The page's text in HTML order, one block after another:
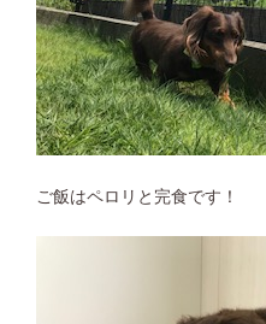
ご飯はペロリと完食です！